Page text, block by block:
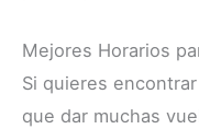
Mejores Horarios
Si quieres
que dar muchas